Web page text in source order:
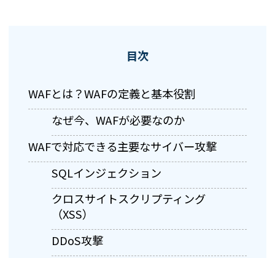
目次
WAFとは？WAFの定義と基本役割
なぜ今、WAFが必要なのか
WAFで対応できる主要なサイバー攻撃
SQLインジェクション
クロスサイトスクリプティング
（XSS）
DDoS攻撃